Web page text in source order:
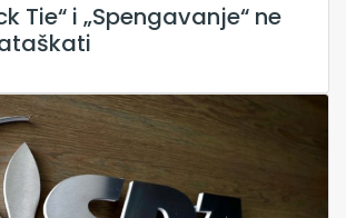
Tie“ i „Spengavanje“ ne